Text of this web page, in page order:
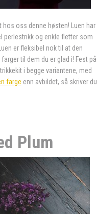
oss denne høsten! Luen har
perlestrikk og enkle fletter som
er fleksibel nok til at den
til dem du er glad i! Fest på
i begge variantene, med
farge enn avbildet, så skriver du
Plum